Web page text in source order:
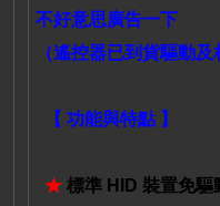
不好意思廣告一下
（遙控器已到貨驅動及
【 功能與特點 】
★ 標準 HID 裝置免驅